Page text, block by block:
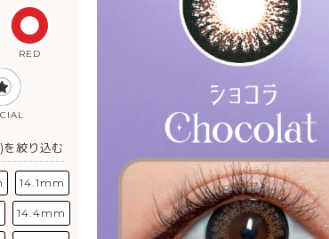
RED
絞り込む
14.1mm
14.4mm